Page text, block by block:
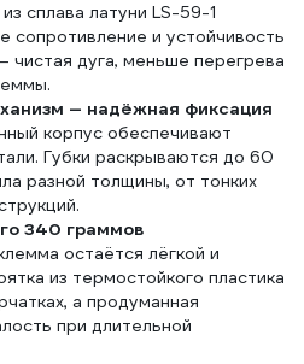
сплава латуни LS-59-1
сопротивление и устойчивость
чистая дуга, меньше перегрева
— надёжная фиксация
корпус обеспечивают
Губки раскрываются до 60
разной толщины, от тонких
340 граммов
остаётся лёгкой и
из термостойкого пластика
а продуманная
при длительной